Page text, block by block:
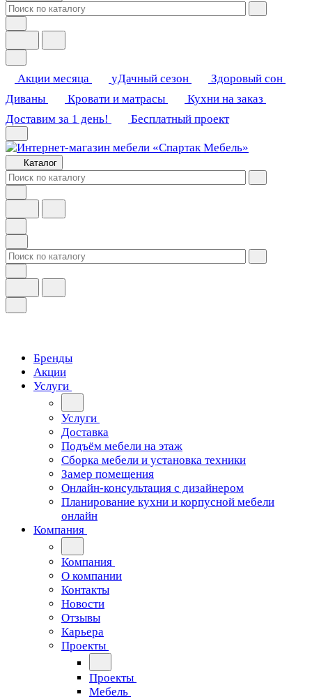
Акции месяца уДачный сезон
Здоровый сон
Диваны
Кровати и матрасы
Кухни на заказ
Доставим за 1 день!
Бесплатный проект
Каталог
Бренды
Акции
Услуги
Услуги
Доставка
Подъём мебели на этаж
Сборка мебели и установка техники
Замер помещения
Онлайн-консультация с дизайнером
Планирование кухни и корпусной мебели
онлайн
Компания
Компания
О компании
Контакты
Новости
Отзывы
Карьера
Проекты
Проекты
Мебель